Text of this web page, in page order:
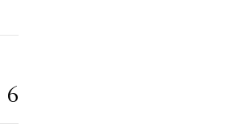
6 لا يوجد تعليقات